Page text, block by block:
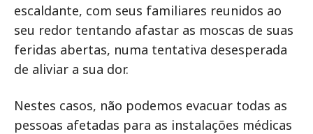
escaldante, com seus familiares reunidos ao
seu redor tentando afastar as moscas de suas
feridas abertas, numa tentativa desesperada
de aliviar a sua dor.
Nestes casos, não podemos evacuar todas as
pessoas afetadas para as instalações médicas